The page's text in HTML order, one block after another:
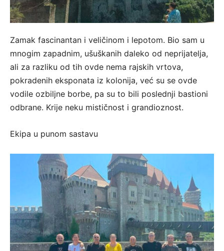
Zamak fascinantan i veličinom i lepotom. Bio sam u
mnogim zapadnim, ušuškanih daleko od neprijatelja,
ali za razliku od tih ovde nema rajskih vrtova,
pokradenih eksponata iz kolonija, već su se ovde
vodile ozbiljne borbe, pa su to bili poslednji bastioni
odbrane. Krije neku mističnost i grandioznost.
Ekipa u punom sastavu